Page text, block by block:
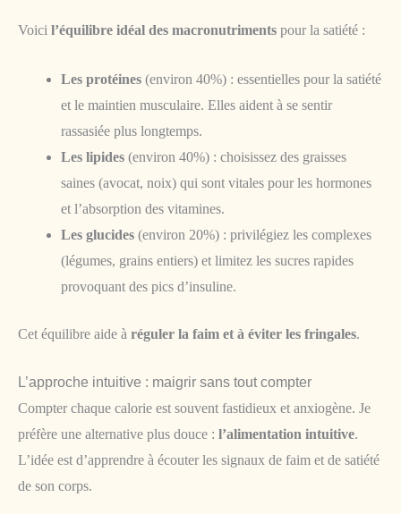
Voici l’équilibre idéal des macronutriments pour la satiété :
Les protéines (environ 40%) : essentielles pour la satiété
et le maintien musculaire. Elles aident à se sentir
rassasiée plus longtemps.
Les lipides (environ 40%) : choisissez des graisses
saines (avocat, noix) qui sont vitales pour les hormones
et l’absorption des vitamines.
Les glucides (environ 20%) : privilégiez les complexes
(légumes, grains entiers) et limitez les sucres rapides
provoquant des pics d’insuline.
Cet équilibre aide à réguler la faim et à éviter les fringales.
L’approche intuitive : maigrir sans tout compter
Compter chaque calorie est souvent fastidieux et anxiogène. Je
préfère une alternative plus douce : l’alimentation intuitive.
L’idée est d’apprendre à écouter les signaux de faim et de satiété
de son corps.